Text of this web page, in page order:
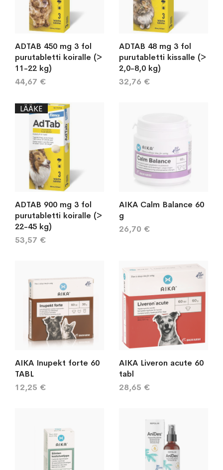
ADTAB 450 mg 3 fol
purutabletti koiralle (>
11-22 kg)
44,67 €
ADTAB 48 mg 3 fol
purutabletti kissalle (>
2,0-8,0 kg)
32,76 €
LÄÄKE
ADTAB 900 mg 3 fol
purutabletti koiralle (>
22-45 kg)
53,57 €
AIKA Calm Balance 60
g
26,70 €
AIKA Inupekt forte 60
TABL
12,25 €
AIKA Liveron acute 60
tabl
28,65 €